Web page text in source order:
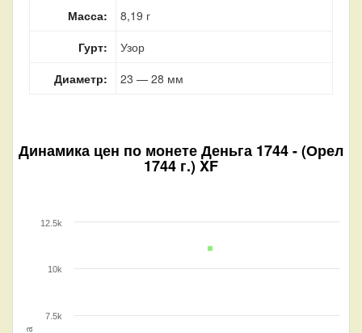
Масса:
8,19 г
Гурт:
Узор
Диаметр:
23 — 28 мм
Динамика цен по монетеДеньга 1744 - (Орел
1744 г.) XF
7.5k
10k
12.5k